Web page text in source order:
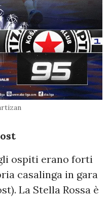
ospiti erano forti
casalinga in gara
La Stella Rossa è